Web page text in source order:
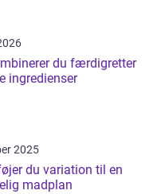
du færdigretter
ingredienser
2025
du variation til en
madplan